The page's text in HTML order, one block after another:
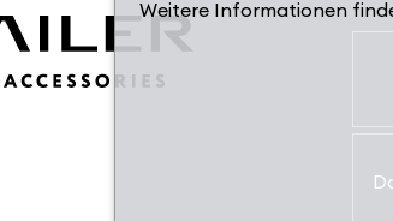
Weitere Informationen